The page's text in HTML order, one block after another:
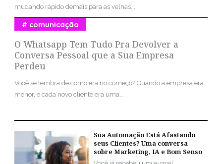
mudando rápido demais para as velhas...
O Whatsapp Tem Tudo Pra Devolver a
Conversa Pessoal que a Sua Empresa
Perdeu
comunicação
Você se lembra de como era no começo? Quando a empresa era
menor, e cada novo cliente era uma...
Sua Automação Está Afastando
seus Clientes? Uma conversa
sobre Marketing, IA e Bom Senso